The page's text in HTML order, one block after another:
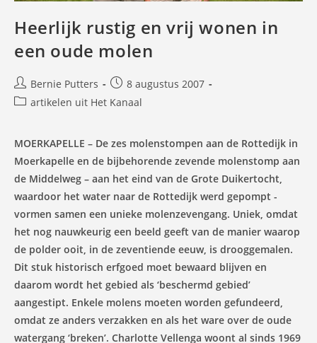
Heerlijk rustig en vrij wonen in
een oude molen
Bericht
auteur:
Bernie Putters
Bericht
gepubliceerd
8 augustus 2007
Berichtcategorie:
artikelen uit Het Kanaal
MOERKAPELLE – De zes molenstompen aan de Rottedijk in
Moerkapelle en de bijbehorende zevende molenstomp aan
de Middelweg – aan het eind van de Grote Duikertocht,
waardoor het water naar de Rottedijk werd gepompt -
vormen samen een unieke molenzevengang. Uniek, omdat
het nog nauwkeurig een beeld geeft van de manier waarop
de polder ooit, in de zeventiende eeuw, is drooggemalen.
Dit stuk historisch erfgoed moet bewaard blijven en
daarom wordt het gebied als ‘beschermd gebied’
aangestipt. Enkele molens moeten worden gefundeerd,
omdat ze anders verzakken en als het ware over de oude
watergang ‘breken’. Charlotte Vellenga woont al sinds 1969